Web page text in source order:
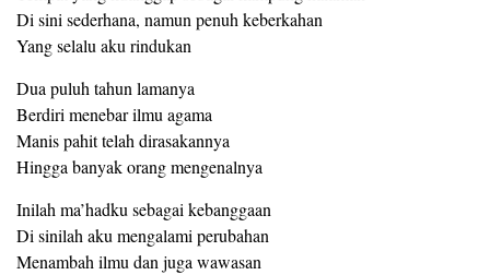
Di sini sederhana, namun penuh keberkahan
Yang selalu aku rindukan
Dua puluh tahun lamanya
Berdiri menebar ilmu agama
Manis pahit telah dirasakannya
Hingga banyak orang mengenalnya
Inilah ma’hadku sebagai kebanggaan
Di sinilah aku mengalami perubahan
Menambah ilmu dan juga wawasan